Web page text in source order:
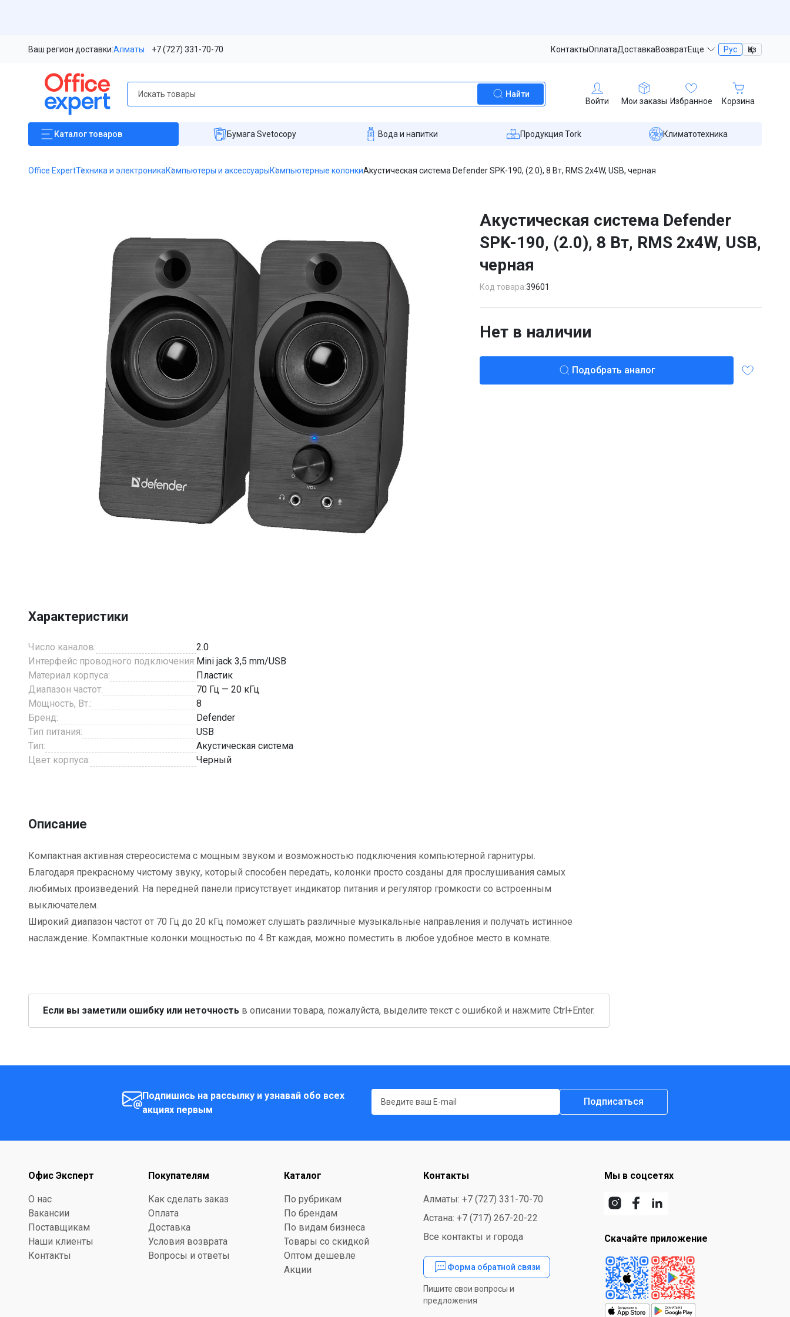
Ваш регион доставки:Алматы +7 (727) 331-70-70 КонтактыОплатаДоставкаВозвратЕще Рус Қаз
Найти
Войти Мои заказы Избранное Корзина
Каталогтоваров Бумага Svetocopy Вода и напитки Продукция Tork Климатотехника
Office ExpertТехника и электроникаКомпьютеры и аксессуарыКомпьютерные колонкиАкустическая система Defender SPK-190, (2.0), 8 Вт, RMS 2x4W, USB, черная
1
Акустическая система Defender
SPK-190, (2.0), 8 Вт, RMS 2x4W, USB,
черная
Код товара:39601
Нет в наличии
Подобрать аналог
Характеристики
Число каналов:
2.0
Интерфейс проводного подключения:Mini jack 3,5 mm/USB
Материал корпуса:
Пластик
Диапазон частот:
70 Гц — 20 кГц
Мощность, Вт.:
8
Бренд:
Defender
Тип питания:
USB
Тип:
Акустическая система
Цвет корпуса:
Черный
Описание
Компактная активная стереосистема с мощным звуком и возможностью подключения компьютерной гарнитуры.
Благодаря прекрасному чистому звуку, который способен передать, колонки просто созданы для прослушивания самых
любимых произведений. На передней панели присутствует индикатор питания и регулятор громкости со встроенным
выключателем.
Широкий диапазон частот от 70 Гц до 20 кГц поможет слушать различные музыкальные направления и получать истинное
наслаждение. Компактные колонки мощностью по 4 Вт каждая, можно поместить в любое удобное место в комнате.
Если вы заметили ошибку или неточность в описании товара, пожалуйста, выделите текст с ошибкой и нажмите Ctrl+Enter.
Подпишись на рассылку и узнавай обо всех
акциях первым
Подписаться
Офис Эксперт
О нас
Вакансии
Поставщикам
Наши клиенты
Контакты
Покупателям
Как сделать заказ
Оплата
Доставка
Условия возврата
Вопросы и ответы
Каталог
По рубрикам
По брендам
По видам бизнеса
Товары со скидкой
Оптом дешевле
Акции
Контакты
Алматы: +7 (727) 331-70-70
Астана: +7 (717) 267-20-22
Все контакты и города
Форма обратной связи
Пишите свои вопросы и
предложения
Мы в соцсетях
Скачайте приложение